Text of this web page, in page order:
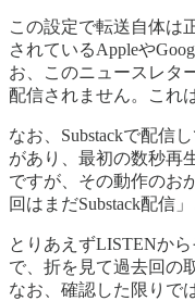
この設定で転送自体は
されているAppleや
お、このニュースレタ
配信されません。これ
なお、Substackで配信
があり、最初の数秒再
ですが、その動作のお
回はまだSubstack配信
とりあえずLISTENか
で、折を見て過去回の
なお、確認した限りで